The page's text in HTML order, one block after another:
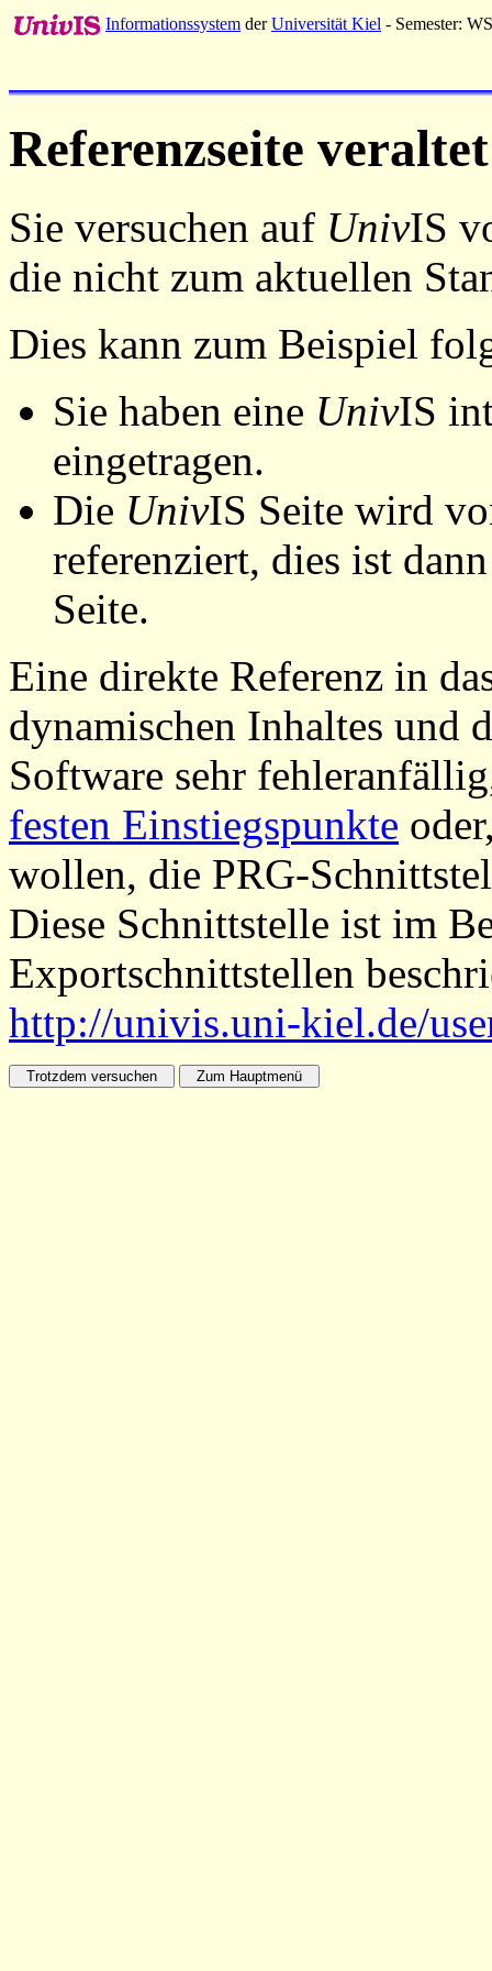
Informationssystem derUniversität Kiel - Semester:
Referenzseite veraltet
Sie versuchen auf UnivIS
die nicht zum aktuellen
Dies kann zum Beispiel
Sie haben eine UnivIS
eingetragen.
Die UnivIS Seite wird
referenziert, dies ist
Seite.
Eine direkte Referenz in
dynamischen Inhaltes und
Software sehr
festen Einstiegspunkte
wollen, die PRG-
Diese Schnittstelle ist im
Exportschnittstellen
http://univis.uni-kiel.de/